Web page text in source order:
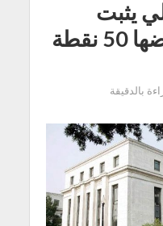
يثبت
الفائدة ويتوقع خفضها 50 نقطة